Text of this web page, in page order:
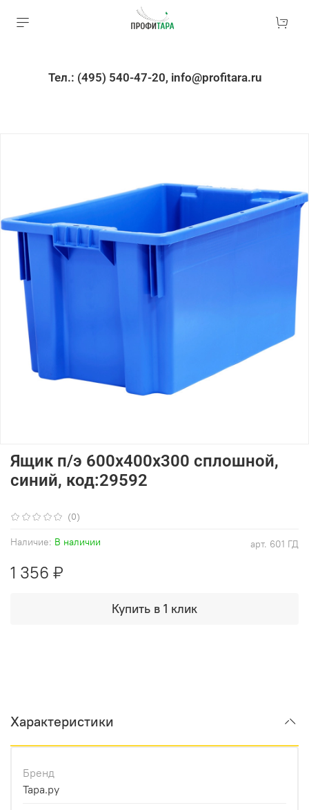
Тел.: (495) 540-47-20, info@profitara.ru
(0)
арт. 601 ГД
Наличие: В наличии
Ящик п/э 600х400х300 сплошной,
синий, код:29592
1 356 ₽
Купить в 1 клик
Характеристики
Бренд
Тара.ру